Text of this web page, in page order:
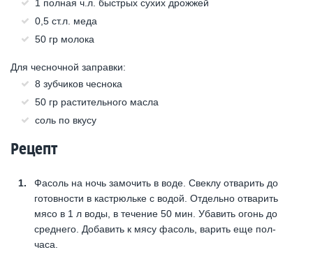
1 полная ч.л. быстрых сухих дрожжей
0,5 ст.л. меда
50 гр молока
Для чесночной заправки:
8 зубчиков чеснока
50 гр растительного масла
соль по вкусу
Рецепт
Фасоль на ночь замочить в воде. Свеклу отварить до
готовности в кастрюльке с водой. Отдельно отварить
мясо в 1 л воды, в течение 50 мин. Убавить огонь до
среднего. Добавить к мясу фасоль, варить еще пол-
часа.